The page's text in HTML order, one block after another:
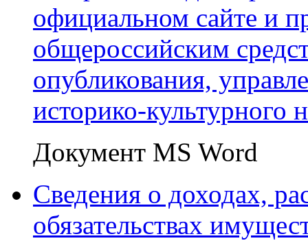
официальном сайте и
общероссийским
опубликования,
историко-культурного
Документ MS Word
Сведения о доходах,
обязательствах